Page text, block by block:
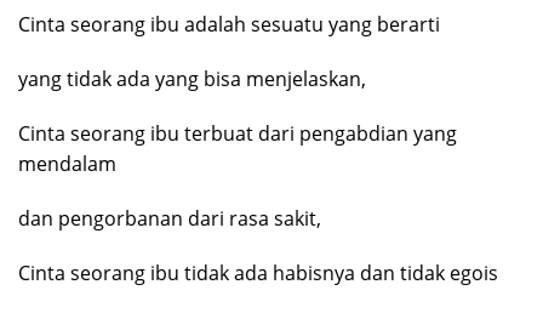
Cinta seorang ibu adalah sesuatu yang berarti
yang tidak ada yang bisa menjelaskan,
Cinta seorang ibu terbuat dari pengabdian yang
mendalam
dan pengorbanan dari rasa sakit,
Cinta seorang ibu tidak ada habisnya dan tidak egois